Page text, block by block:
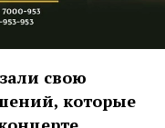
свою
которые